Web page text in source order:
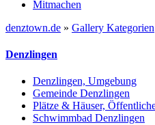
Mitmachen
denztown.de » Gallery Kategorien
Denzlingen
Denzlingen, Umgebung
Gemeinde Denzlingen
Plätze & Häuser,
Schwimmbad Denzlingen